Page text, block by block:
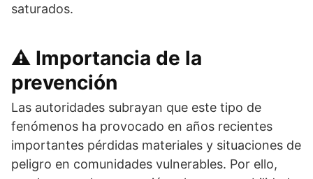
saturados.
⚠️ Importancia de la
prevención
Las autoridades subrayan que este tipo de
fenómenos ha provocado en años recientes
importantes pérdidas materiales y situaciones de
peligro en comunidades vulnerables. Por ello,